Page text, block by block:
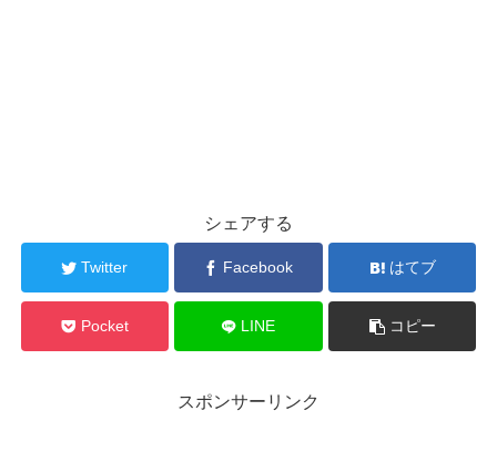
シェアする
Twitter Facebook はてブ
Pocket LINE コピー
スポンサーリンク